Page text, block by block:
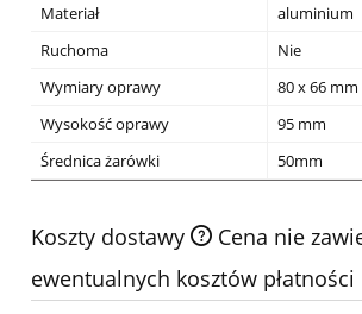
Materiał
aluminium
Ruchoma
Nie
Wymiary oprawy
80 x 66 mm
Wysokość oprawy
95 mm
Średnica żarówki
50mm
Koszty dostawy
Cena nie
ewentualnych kosztów płatności